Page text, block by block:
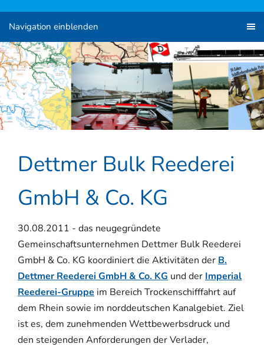
Navigation einblenden
Dettmer Bulk Reederei
GmbH & Co. KG
30.08.2011 - das neugegründete
Gemeinschaftsunternehmen Dettmer Bulk Reederei
GmbH & Co. KG koordiniert die Aktivitäten der B.
Dettmer Reederei GmbH & Co. KG und der Imperial
Reederei-Gruppe im Bereich Trockenschifffahrt auf
dem Rhein sowie im norddeutschen Kanalgebiet. Ziel
ist es, dem zunehmenden Wettbewerbsdruck und
den steigenden Anforderungen der Verlader,